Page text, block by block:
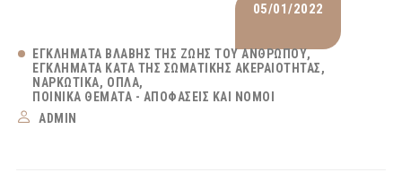
05/01/2022
ΕΓΚΛΉΜΑΤΑ ΒΛΆΒΗΣ ΤΗΣ ΖΩΉΣ ΤΟΥ ΑΝΘΡΏΠΟΥ
ΕΓΚΛΉΜΑΤΑ ΚΑΤΆ ΤΗΣ ΣΩΜΑΤΙΚΉΣ ΑΚΕΡΑΙΌΤΗΤΑΣ
ΝΑΡΚΩΤΙΚΆ
ΌΠΛΑ
ΠΟΙΝΙΚΆ ΘΈΜΑΤΑ - ΑΠΟΦΆΣΕΙΣ ΚΑΙ ΝΌΜΟΙ
ADMIN